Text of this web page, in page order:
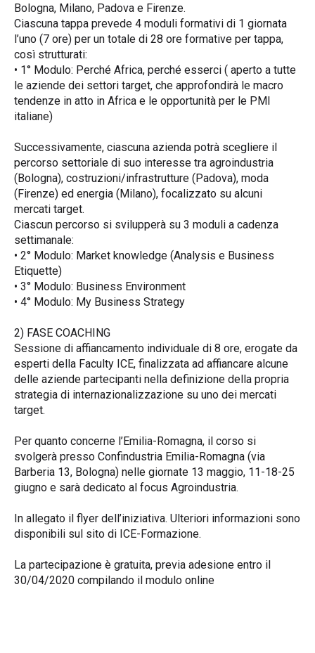
Bologna, Milano, Padova e Firenze.
Ciascuna tappa prevede 4 moduli formativi di 1 giornata
l’uno (7 ore) per un totale di 28 ore formative per tappa,
così strutturati:
• 1° Modulo: Perché Africa, perché esserci ( aperto a tutte
le aziende dei settori target, che approfondirà le macro
tendenze in atto in Africa e le opportunità per le PMI
italiane)
Successivamente, ciascuna azienda potrà scegliere il
percorso settoriale di suo interesse tra agroindustria
(Bologna), costruzioni/infrastrutture (Padova), moda
(Firenze) ed energia (Milano), focalizzato su alcuni
mercati target.
Ciascun percorso si svilupperà su 3 moduli a cadenza
settimanale:
• 2° Modulo: Market knowledge (Analysis e Business
Etiquette)
• 3° Modulo: Business Environment
• 4° Modulo: My Business Strategy
2) FASE COACHING
Sessione di affiancamento individuale di 8 ore, erogate da
esperti della Faculty ICE, finalizzata ad affiancare alcune
delle aziende partecipanti nella definizione della propria
strategia di internazionalizzazione su uno dei mercati
target.
Per quanto concerne l’Emilia-Romagna, il corso si
svolgerà presso Confindustria Emilia-Romagna (via
Barberia 13, Bologna) nelle giornate 13 maggio, 11-18-25
giugno e sarà dedicato al focus Agroindustria.
In allegato il flyer dell’iniziativa. Ulteriori informazioni sono
disponibili sul sito di ICE-Formazione.
La partecipazione è gratuita, previa adesione entro il
30/04/2020 compilando il modulo online